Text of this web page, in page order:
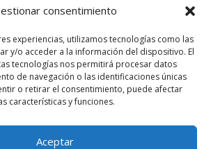
consentimiento
experiencias, utilizamos tecnologías como las
y/o acceder a la información del dispositivo. El
tecnologías nos permitirá procesar datos
de navegación o las identificaciones únicas
o retirar el consentimiento, puede afectar
características y funciones.
Aceptar